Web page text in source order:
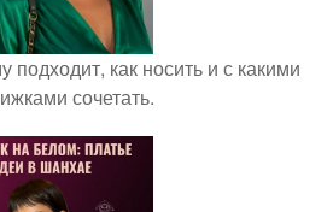
подходит, как носить и с какими
сочетать.